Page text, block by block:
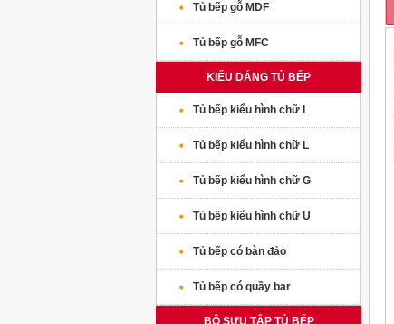
Tủ bếp gỗ MDF
Tủ bếp gỗ MFC
KIỂU DÁNG TỦ BẾP
Tủ bếp kiểu hình chữ I
Tủ bếp kiểu hình chữ L
Tủ bếp kiểu hình chữ G
Tủ bếp kiểu hình chữ U
Tủ bếp có bàn đảo
Tủ bếp có quầy bar
BỘ SƯU TẬP TỦ BẾP